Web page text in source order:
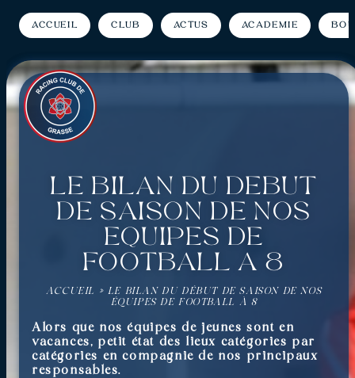
Accueil Club Actus Académie
Le bilan du début
de saison de nos
équipes de
football à 8
ACCUEIL » LE BILAN DU DÉBUT DE SAISON DE NOS
ÉQUIPES DE FOOTBALL À 8
Alors que nos équipes de jeunes sont en
vacances, petit état des lieux catégories par
catégories en compagnie de nos principaux
responsables.